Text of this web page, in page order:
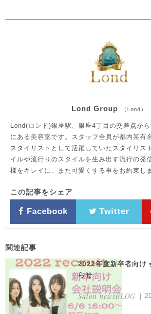
Lond Group （Lond）
Lond(ロンド)銀座駅、銀座4丁目の交差点か
にある美容室です。スタッフ全員が都内某有
スタイリストとして活躍していたスタイリス
イルや流行りのスタイルを生み出す流行の発
様をキレイに、また可愛くする事をお約束し
この記事をシェア
Facebook Twitter
関連記事
2022年度新卒者向け
らせ
Salon newsBLOG